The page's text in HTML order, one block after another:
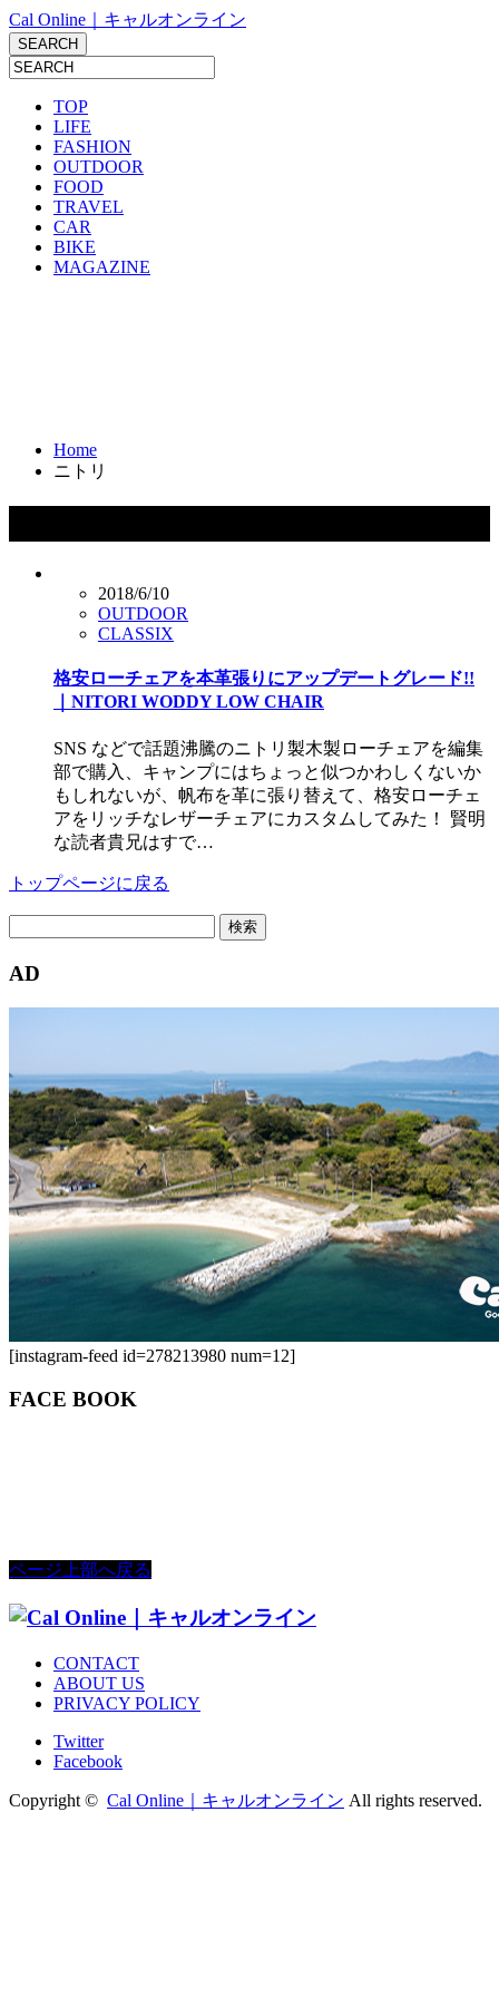
Cal Online｜キャルオンライン
TOP
LIFE
FASHION
OUTDOOR
FOOD
TRAVEL
CAR
BIKE
MAGAZINE
Home
ニトリ
2018/6/10
OUTDOOR
CLASSIX
格安ローチェアを本革張りにアップデートグレード!!
｜NITORI WODDY LOW CHAIR
SNS などで話題沸騰のニトリ製木製ローチェアを編集
部で購入、キャンプにはちょっと似つかわしくないか
もしれないが、帆布を革に張り替えて、格安ローチェ
アをリッチなレザーチェアにカスタムしてみた！ 賢明
な読者貴兄はすで…
トップページに戻る
AD
[instagram-feed id=278213980 num=12]
FACE BOOK
ページ上部へ戻る
CONTACT
ABOUT US
PRIVACY POLICY
Twitter
Facebook
Copyright © Cal Online｜キャルオンライン All rights reserved.